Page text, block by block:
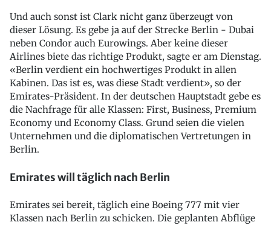
Und auch sonst ist Clark nicht ganz überzeugt von
dieser Lösung. Es gebe ja auf der Strecke Berlin - Dubai
neben Condor auch Eurowings. Aber keine dieser
Airlines biete das richtige Produkt, sagte er am Dienstag.
«Berlin verdient ein hochwertiges Produkt in allen
Kabinen. Das ist es, was diese Stadt verdient», so der
Emirates-Präsident. In der deutschen Hauptstadt gebe es
die Nachfrage für alle Klassen: First, Business, Premium
Economy und Economy Class. Grund seien die vielen
Unternehmen und die diplomatischen Vertretungen in
Berlin.
Emirates will täglich nach Berlin
Emirates sei bereit, täglich eine Boeing 777 mit vier
Klassen nach Berlin zu schicken. Die geplanten Abflüge